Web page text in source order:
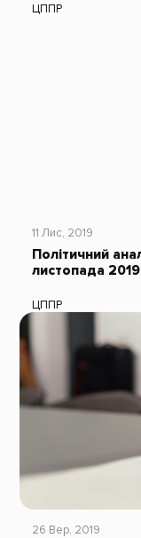
ЦППР
11 Лис, 2019
Політичний
листопада
ЦППР
26 Вер, 2019